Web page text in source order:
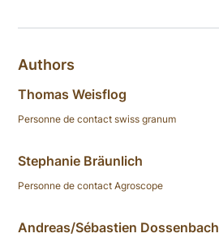
Authors
Thomas Weisflog
Personne de contact swiss granum
Stephanie Bräunlich
Personne de contact Agroscope
Andreas/Sébastien